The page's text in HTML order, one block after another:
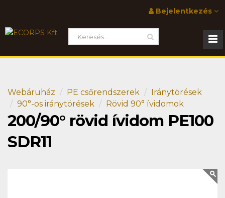
Bejelentkezés
Webáruház PE csőrendszerek
Iránytörések
90°-os iránytörések
Rövid 90° ívidomok
200/90° rövid ívidom PE100
SDR11